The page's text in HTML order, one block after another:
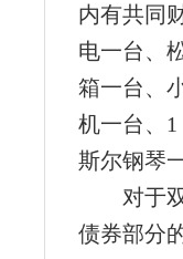
内有共同
电一台、
箱一台、
机一台、
斯尔钢琴
对于
债券部分